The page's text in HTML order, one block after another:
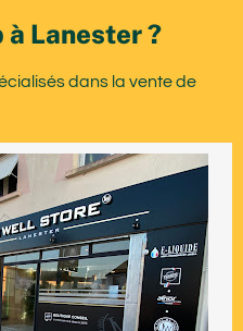
à Lanester ?
dans la vente de